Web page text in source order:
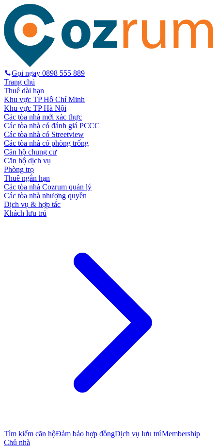
Gọi ngay 0898 555 889
Trang chủ
Thuê dài hạn
Khu vực TP Hồ Chí Minh
Khu vực TP Hà Nội
Các tòa nhà mới xác thực
Các tòa nhà có đánh giá PCCC
Các tòa nhà có Streetview
Các tòa nhà có phòng trống
Căn hộ chung cư
Căn hộ dịch vụ
Phòng trọ
Thuê ngắn hạn
Các tòa nhà Cozrum quản lý
Các tòa nhà nhượng quyền
Dịch vụ & hợp tác
Khách lưu trú
Tìm kiếm căn hộĐảm bảo hợp đồngDịch vụ lưu trúMembership
Chủ nhà